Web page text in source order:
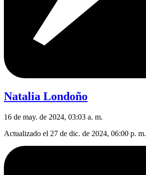
Natalia Londoño
16 de may. de 2024, 03:03 a. m.
Actualizado el 27 de dic. de 2024, 06:00 p. m.